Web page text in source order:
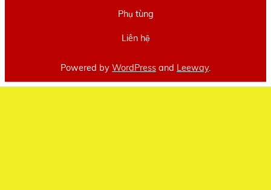
Phụ tùng
Liên hệ
Powered by WordPress and Leeway.